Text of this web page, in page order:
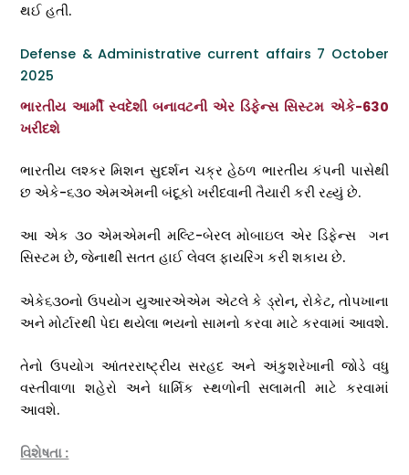
થઈ હતી.
Defense & Administrative current affairs 7 October
2025
ભારતીય આર્મી સ્વદેશી બનાવટની એર ડિફેન્સ સિસ્ટમ એકે-630
ખરીદશે
ભારતીય લશ્કર મિશન સુદર્શન ચક્ર હેઠળ ભારતીય કંપની પાસેથી
છ એકે-૬૩૦ એમએમની બંદૂકો ખરીદવાની તૈયારી કરી રહ્યું છે.
આ એક ૩૦ એમએમની મલ્ટિ-બેરલ મોબાઇલ એર ડિફેન્સ ગન
સિસ્ટમ છે, જેનાથી સતત હાઈ લેવલ ફાયરિંગ કરી શકાય છે.
એકે૬૩૦નો ઉપયોગ યુઆરએએમ એટલે કે ડ્રોન, રોકેટ, તોપખાના
અને મોર્ટારથી પેદા થયેલા ભયનો સામનો કરવા માટે કરવામાં આવશે.
તેનો ઉપયોગ આંતરરાષ્ટ્રીય સરહદ અને અંકુશરેખાની જોડે વધુ
વસ્તીવાળા શહેરો અને ધાર્મિક સ્થળોની સલામતી માટે કરવામાં
આવશે.
વિશેષતા :